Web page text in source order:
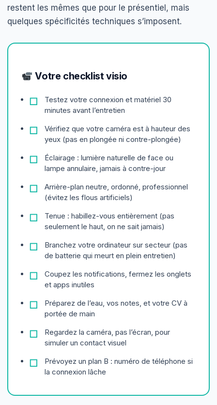
restent les mêmes que pour le présentiel, mais
quelques spécificités techniques s’imposent.
Votre checklist visio
Testez votre connexion et matériel 30
minutes avant l’entretien
Vérifiez que votre caméra est à hauteur des
yeux (pas en plongée ni contre-plongée)
Éclairage : lumière naturelle de face ou
lampe annulaire, jamais à contre-jour
Arrière-plan neutre, ordonné, professionnel
(évitez les flous artificiels)
Tenue : habillez-vous entièrement (pas
seulement le haut, on ne sait jamais)
Branchez votre ordinateur sur secteur (pas
de batterie qui meurt en plein entretien)
Coupez les notifications, fermez les onglets
et apps inutiles
Préparez de l’eau, vos notes, et votre CV à
portée de main
Regardez la caméra, pas l’écran, pour
simuler un contact visuel
Prévoyez un plan B : numéro de téléphone si
la connexion lâche